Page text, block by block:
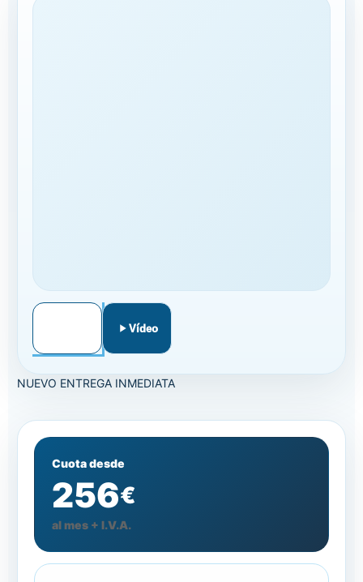
Vídeo
NUEVO ENTREGA INMEDIATA
Cuota desde
256€
al mes + I.V.A.